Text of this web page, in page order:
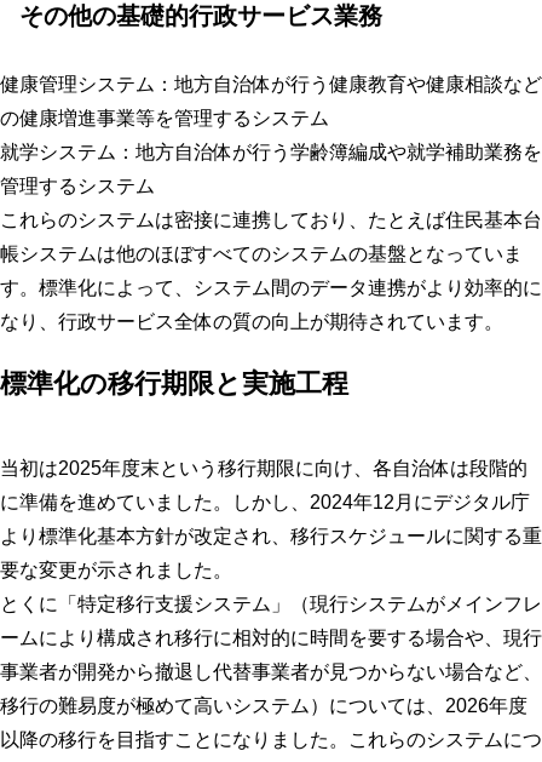
その他の基礎的行政サービス業務
健康管理システム ：地方自治体が行う健康教育や健康相談など
の健康増進事業等を管理するシステム
就学システム ：地方自治体が行う学齢簿編成や就学補助業務を
管理するシステム
これらのシステムは密接に連携しており、たとえば住民基本台
帳システムは他のほぼすべてのシステムの基盤となっていま
す。標準化によって、システム間のデータ連携がより効率的に
なり、行政サービス全体の質の向上が期待されています。
標準化の移行期限と実施工程
当初は2025年度末という移行期限に向け、各自治体は段階的
に準備を進めていました。しかし、2024年12月にデジタル庁
より標準化基本方針が改定され、移行スケジュールに関する重
要な変更が示されました。
とくに「特定移行支援システム」（現行システムがメインフレ
ームにより構成され移行に相対的に時間を要する場合や、現行
事業者が開発から撤退し代替事業者が見つからない場合など、
移行の難易度が極めて高いシステム）については、2026年度
以降の移行を目指すことになりました。これらのシステムにつ